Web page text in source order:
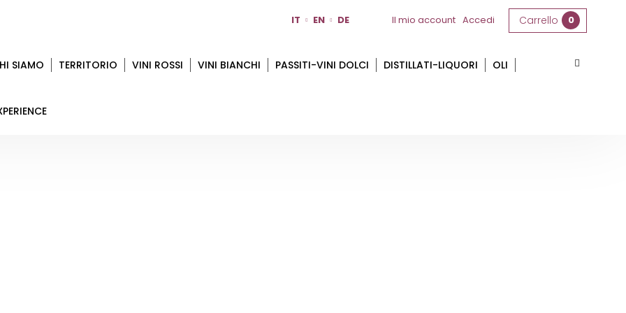
Il mio account Accedi Carrello 0
IT EN DE
SIAMO TERRITORIO VINI ROSSI VINI BIANCHI PASSITI-VINI DOLCI DISTILLATI-LIQUORI OLI